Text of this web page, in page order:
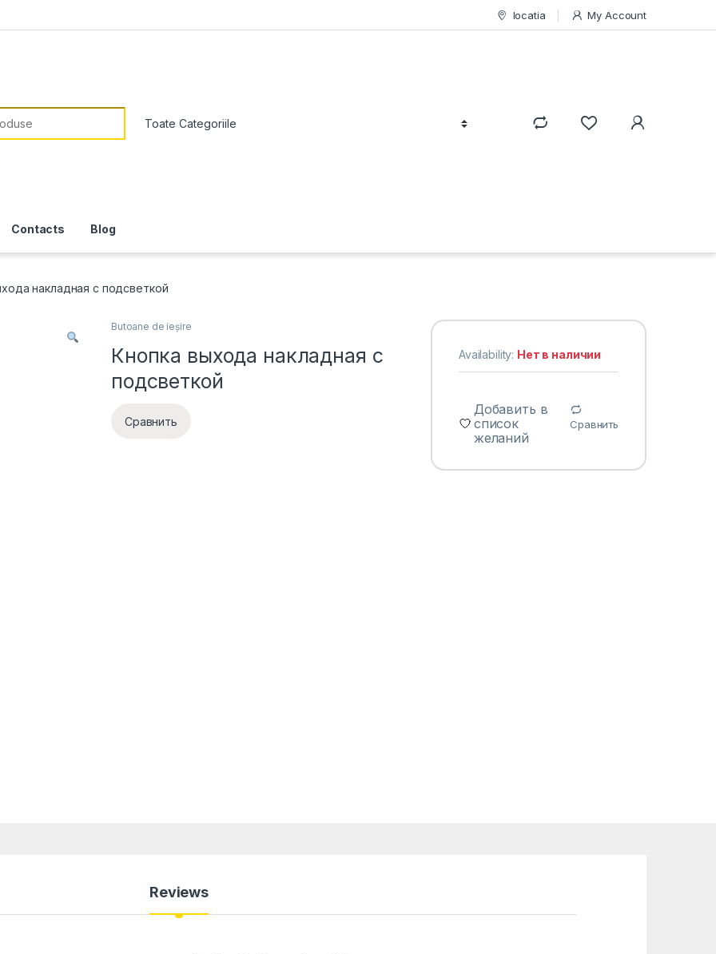
locatia My Account
Contacts Blog
накладная с подсветкой
Butoane de ieșire
Кнопка выхода накладная с
подсветкой
Сравнить
Availability: Нет в наличии
Добавить в
список
желаний
Сравнить
Reviews